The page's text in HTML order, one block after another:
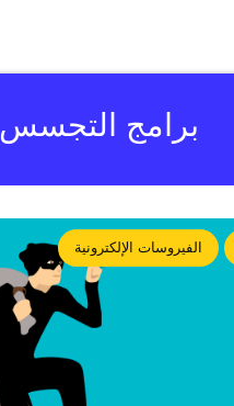
برامج التجسس
الفيروسات الإلكترونية